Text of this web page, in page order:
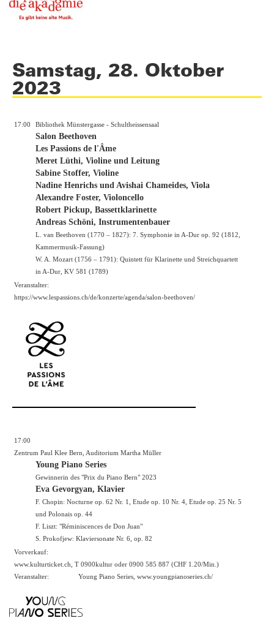
Samstag, 28. Oktober
2023
17:00 Bibliothek Münstergasse - Schultheissensaal
Salon Beethoven
Les Passions de l'Âme
Meret Lüthi, Violine und Leitung
Sabine Stoffer, Violine
Nadine Henrichs und Avishai Chameides, Viola
Alexandre Foster, Violoncello
Robert Pickup, Bassettklarinette
Andreas Schöni, Instrumentenbauer
L. van Beethoven (1770 – 1827): 7. Symphonie in A-Dur op. 92 (1812,
Kammermusik-Fassung)
W. A. Mozart (1756 – 1791): Quintett für Klarinette und Streichquartett
in A-Dur, KV 581 (1789)
Veranstalter:
https://www.lespassions.ch/de/konzerte/agenda/salon-beethoven/
17:00
Zentrum Paul Klee Bern, Auditorium Martha Müller
Young Piano Series
Gewinnerin des "Prix du Piano Bern" 2023
Eva Gevorgyan, Klavier
F. Chopin: Nocturne op. 62 Nr. 1, Etude op. 10 Nr. 4, Etude op. 25 Nr. 5
und Polonais op. 44
F. Liszt: "Réminiscences de Don Juan"
S. Prokofjew: Klaviersonate Nr. 6, op. 82
Vorverkauf:
www.kulturticket.ch , T 0900kultur oder 0900 585 887 (CHF 1.20/Min.)
Veranstalter:
Young Piano Series, www.youngpianoseries.ch/